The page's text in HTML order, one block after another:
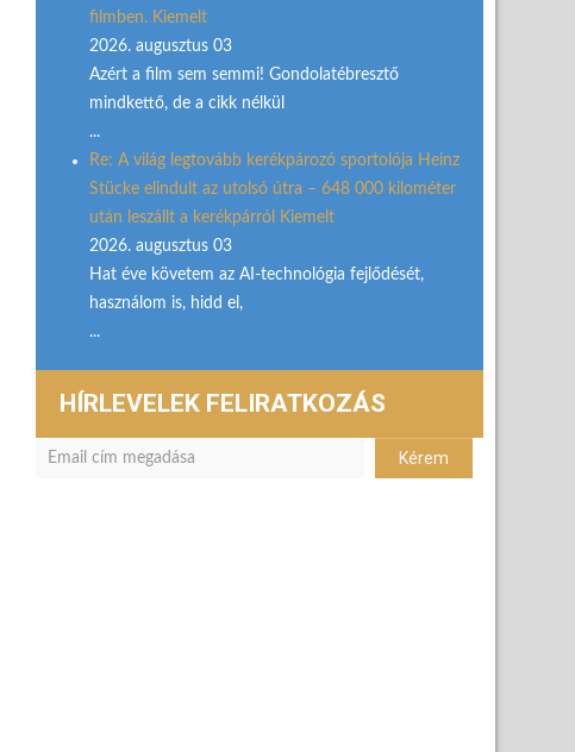
filmben. Kiemelt
2026. augusztus 03
Azért a film sem semmi! Gondolatébresztő
mindkettő, de a cikk nélkül
...
Re: A világ legtovább kerékpározó sportolója Heinz
Stücke elindult az utolsó útra – 648 000 kilométer
után leszállt a kerékpárról Kiemelt
2026. augusztus 03
Hat éve követem az AI-technológia fejlődését,
használom is, hidd el,
...
HÍRLEVELEK FELIRATKOZÁS